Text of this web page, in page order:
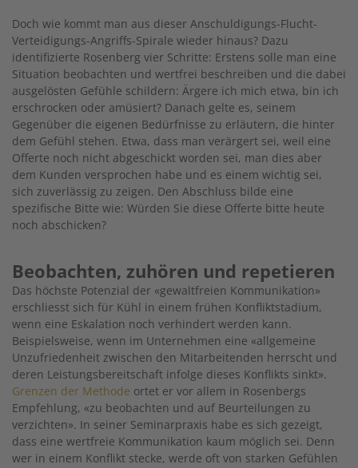
Doch wie kommt man aus dieser Anschul­digungs-Flucht-
Verteidigungs-Angriffs-Spirale wie­­der hinaus? Dazu
identifizierte Rosenberg vier Schritte: Erstens solle man eine
Situation beobachten und wertfrei beschreiben und die dabei
ausgelösten Gefühle schildern: Ärgere ich mich etwa, bin ich
erschrocken oder amüsiert? Danach gelte es, seinem
Gegenüber die eigenen Bedürfnisse zu erläutern, die hinter
dem Gefühl stehen. Etwa, dass man verärgert sei, weil eine
Offerte noch nicht abgeschickt worden sei, man dies aber
dem Kunden versprochen habe und es einem wichtig sei,
sich zuverlässig zu zeigen. Den Abschluss bilde eine
spezifische Bitte wie: Würden Sie diese Offerte bitte heute
noch abschicken?
Beobachten, zuhören und repetieren
Das höchste Potenzial der «gewaltfreien Kommunikation»
erschliesst sich für Kühl in einem frühen Konfliktstadium,
wenn eine Eskalation noch verhindert werden kann.
Beispielsweise, wenn im Unternehmen eine «allgemeine
Unzufriedenheit zwischen den Mitarbeitenden herrscht und
deren Leistungsbereitschaft infolge dieses Konflikts sinkt».
Grenzen der Methode ortet er vor allem in Rosenbergs
Empfehlung, «zu beobachten und auf Beurteilungen zu
verzichten». In seiner Seminarpraxis habe es sich gezeigt,
dass eine wertfreie Kommunikation kaum möglich sei. Denn
wer in einem Konflikt stecke, werde oft von starken Gefühlen